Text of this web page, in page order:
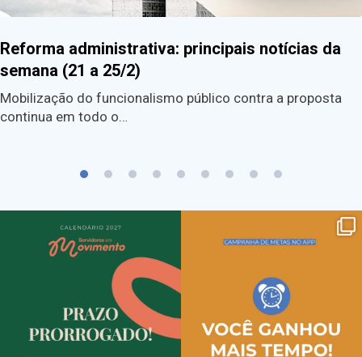
Reforma administrativa: principais notícias da
semana (21 a 25/2)
Mobilização do funcionalismo público contra a proposta
continua em todo o…